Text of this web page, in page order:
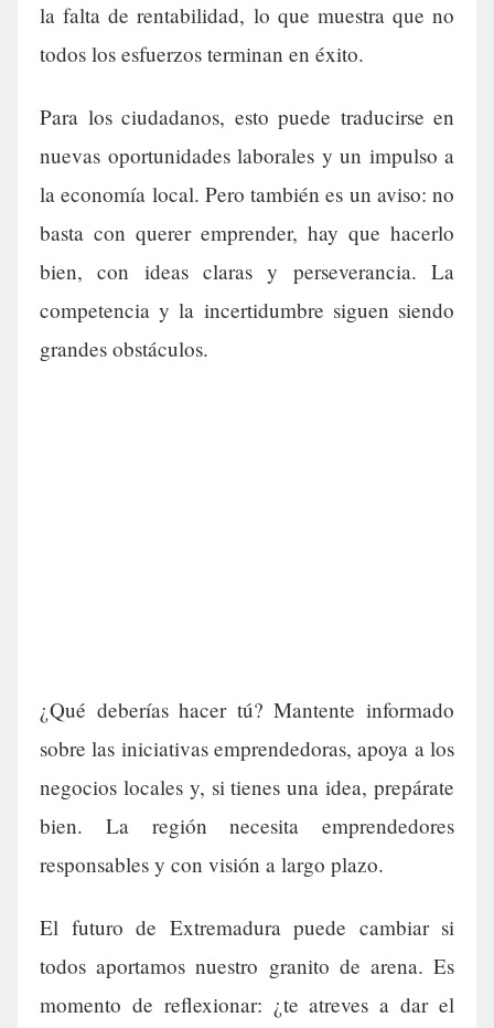
la falta de rentabilidad, lo que muestra que no
todos los esfuerzos terminan en éxito.
Para los ciudadanos, esto puede traducirse en
nuevas oportunidades laborales y un impulso a
la economía local. Pero también es un aviso: no
basta con querer emprender, hay que hacerlo
bien, con ideas claras y perseverancia. La
competencia y la incertidumbre siguen siendo
grandes obstáculos.
¿Qué deberías hacer tú? Mantente informado
sobre las iniciativas emprendedoras, apoya a los
negocios locales y, si tienes una idea, prepárate
bien. La región necesita emprendedores
responsables y con visión a largo plazo.
El futuro de Extremadura puede cambiar si
todos aportamos nuestro granito de arena. Es
momento de reflexionar: ¿te atreves a dar el